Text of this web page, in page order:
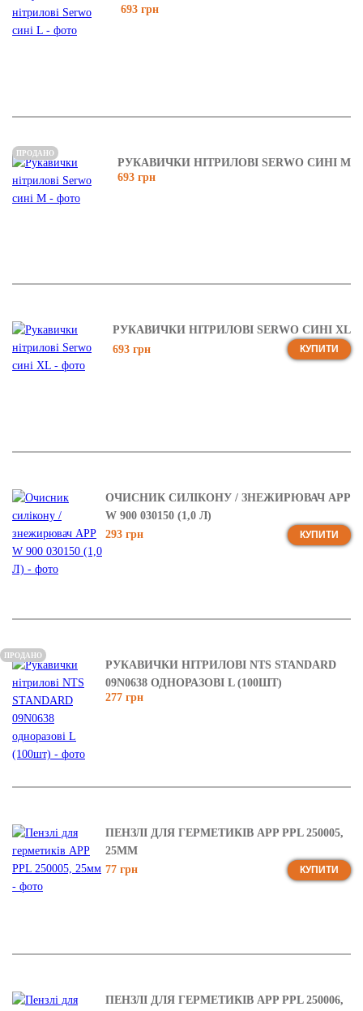
693 грн
РУКАВИЧКИ НІТРИЛОВІ SERWO СИНІ M
693 грн
ПРОДАНО
РУКАВИЧКИ НІТРИЛОВІ SERWO СИНІ XL
693 грн
КУПИТИ
ОЧИСНИК СИЛІКОНУ / ЗНЕЖИРЮВАЧ APP
W 900 030150 (1,0 Л)
293 грн
КУПИТИ
РУКАВИЧКИ НІТРИЛОВІ NTS STANDARD
09N0638 ОДНОРАЗОВІ L (100ШТ)
277 грн
ПРОДАНО
ПЕНЗЛІ ДЛЯ ГЕРМЕТИКІВ APP PPL 250005,
25ММ
77 грн
КУПИТИ
ПЕНЗЛІ ДЛЯ ГЕРМЕТИКІВ APP PPL 250006,